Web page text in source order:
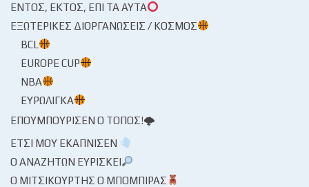
ΕΝΤΌΣ, ΕΚΤΌΣ, ΕΠΊ ΤΑ ΑΥΤΆ
ΕΞΩΤΕΡΙΚΈΣ ΔΙΟΡΓΑΝΏΣΕΙΣ / ΚΌΣΜΟΣ
BCL
EUROPE CUP
NBA
ΕΥΡΩΛΊΓΚΑ
ΕΠΟΥΜΠΟΎΡΙΣΕΝ Ο ΤΌΠΟΣ!🌩
ΈΤΣΙ ΜΟΥ ΕΚΆΠΝΙΣΕΝ
Ο ΑΝΑΖΗΤΏΝ ΕΥΡΊΣΚΕΙ
Ο ΜΙΤΣΙΚΟΥΡΤΉΣ Ο ΜΠΌΜΠΙΡΑΣ